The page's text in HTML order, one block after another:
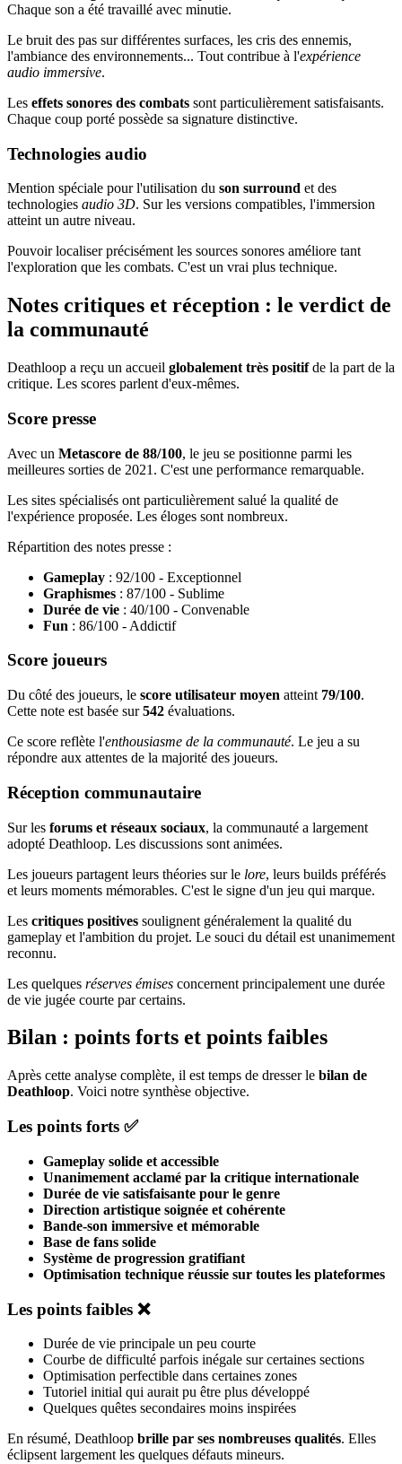
Chaque son a été travaillé avec minutie.
Le bruit des pas sur différentes surfaces, les cris des ennemis,
l'ambiance des environnements... Tout contribue à l'expérience
audio immersive.
Les effets sonores des combats sont particulièrement satisfaisants.
Chaque coup porté possède sa signature distinctive.
Technologies audio
Mention spéciale pour l'utilisation du son surround et des
technologies audio 3D. Sur les versions compatibles, l'immersion
atteint un autre niveau.
Pouvoir localiser précisément les sources sonores améliore tant
l'exploration que les combats. C'est un vrai plus technique.
Notes critiques et réception : le verdict de
la communauté
Deathloop a reçu un accueil globalement très positifde la part de la
critique. Les scores parlent d'eux-mêmes.
Score presse
Avec un Metascore de 88/100, le jeu se positionne parmi les
meilleures sorties de 2021. C'est une performance remarquable.
Les sites spécialisés ont particulièrement salué la qualité de
l'expérience proposée. Les éloges sont nombreux.
Répartition des notes presse :
Gameplay : 92/100 - Exceptionnel
Graphismes : 87/100 - Sublime
Durée de vie : 40/100 - Convenable
Fun : 86/100 - Addictif
Score joueurs
Du côté des joueurs, le score utilisateur moyen atteint 79/100.
Cette note est basée sur542 évaluations.
Ce score reflète l'enthousiasme de la communauté. Le jeu a su
répondre aux attentes de la majorité des joueurs.
Réception communautaire
Sur les forums et réseaux sociaux, la communauté a largement
adopté Deathloop. Les discussions sont animées.
Les joueurs partagent leurs théories sur le lore, leurs builds préférés
et leurs moments mémorables. C'est le signe d'un jeu qui marque.
Les critiques positives soulignent généralement la qualité du
gameplay et l'ambition du projet. Le souci du détail est unanimement
reconnu.
Les quelques réserves émises concernent principalement une durée
de vie jugée courte par certains.
Bilan : points forts et points faibles
Après cette analyse complète, il est temps de dresser le bilan de
Deathloop. Voici notre synthèse objective.
Les points forts ✅
Gameplay solide et accessible
Unanimement acclamé par la critique internationale
Durée de vie satisfaisante pour le genre
Direction artistique soignée et cohérente
Bande-son immersive et mémorable
Base de fans solide
Système de progression gratifiant
Optimisation technique réussie sur toutes les plateformes
Les points faibles ❌
Durée de vie principale un peu courte
Courbe de difficulté parfois inégale sur certaines sections
Optimisation perfectible dans certaines zones
Tutoriel initial qui aurait pu être plus développé
Quelques quêtes secondaires moins inspirées
En résumé, Deathloop brille par ses nombreuses qualités. Elles
éclipsent largement les quelques défauts mineurs.